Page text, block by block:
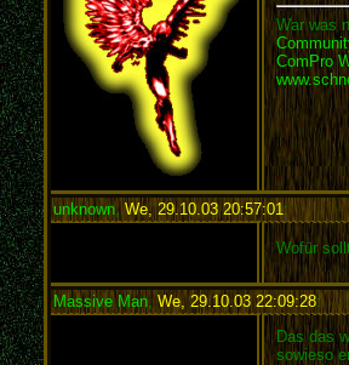
War was
ComPro
unknown,We, 29.10.03 20:57:01 :
Wofür
Massive Man, We, 29.10.03 22:09:28:
Das das
sowieso